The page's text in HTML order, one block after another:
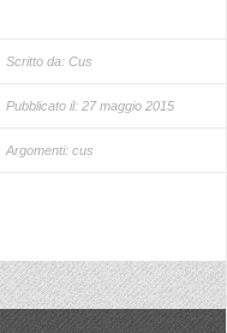
Scritto da: Cus
Pubblicato il: 27 maggio 2015
Argomenti: cus